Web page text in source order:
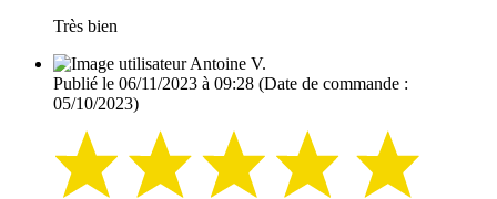
Très bien
Antoine V.
Publié le 06/11/2023 à 09:28 (Date de commande :
05/10/2023)